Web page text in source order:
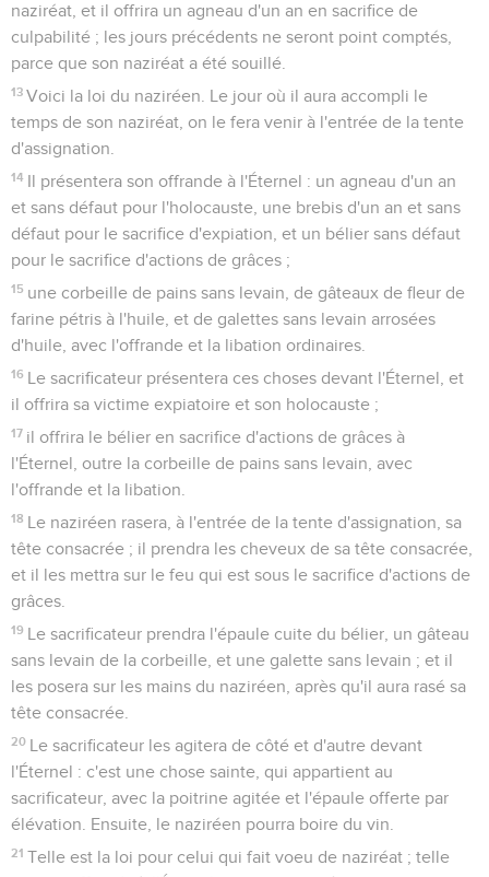
naziréat, et il offrira un agneau d'un an en sacrifice de
culpabilité ; les jours précédents ne seront point comptés,
parce que son naziréat a été souillé.
13 Voici la loi du naziréen. Le jour où il aura accompli le
temps de son naziréat, on le fera venir à l'entrée de la tente
d'assignation.
14 Il présentera son offrande à l'Éternel : un agneau d'un an
et sans défaut pour l'holocauste, une brebis d'un an et sans
défaut pour le sacrifice d'expiation, et un bélier sans défaut
pour le sacrifice d'actions de grâces ;
15 une corbeille de pains sans levain, de gâteaux de fleur de
farine pétris à l'huile, et de galettes sans levain arrosées
d'huile, avec l'offrande et la libation ordinaires.
16 Le sacrificateur présentera ces choses devant l'Éternel, et
il offrira sa victime expiatoire et son holocauste ;
17 il offrira le bélier en sacrifice d'actions de grâces à
l'Éternel, outre la corbeille de pains sans levain, avec
l'offrande et la libation.
18 Le naziréen rasera, à l'entrée de la tente d'assignation, sa
tête consacrée ; il prendra les cheveux de sa tête consacrée,
et il les mettra sur le feu qui est sous le sacrifice d'actions de
grâces.
19 Le sacrificateur prendra l'épaule cuite du bélier, un gâteau
sans levain de la corbeille, et une galette sans levain ; et il
les posera sur les mains du naziréen, après qu'il aura rasé sa
tête consacrée.
20 Le sacrificateur les agitera de côté et d'autre devant
l'Éternel : c'est une chose sainte, qui appartient au
sacrificateur, avec la poitrine agitée et l'épaule offerte par
élévation. Ensuite, le naziréen pourra boire du vin.
21 Telle est la loi pour celui qui fait voeu de naziréat ; telle